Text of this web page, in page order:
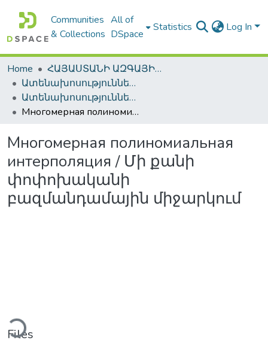
Communities
& Collections
All of
DSpace
Statistics Log In
Home
ՀԱՅԱՍՏԱՆԻ ԱԶԳԱՅԻՆ ԳՐԱԴԱՐԱՆԻ ԹՎԱՅԻՆ ՊԱՀՈՑ / DIGITAL REPOSITORY OF NLA
Ատենախոսություններ և սեղմագրեր / Theses & Abstracts
Ատենախոսություններ և սեղմագրեր / Theses & Abstracts
Многомерная полиномиальная интерполяция / Մի քանի փոփոխականի բազմանդամային միջարկում
Многомерная полиномиальная
интерполяция / Մի քանի
փոփոխականի
բազմանդամային միջարկում
Files